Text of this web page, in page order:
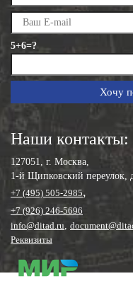
5+6=?
Наши контакты:
127051, г. Москва,
1-й Щипковский переулок,
+7 (495) 505-2985,
+7 (926) 246-5696
info@ditad.ru,
Реквизиты